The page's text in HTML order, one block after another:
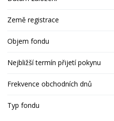
Země registrace
Objem fondu
Nejbližší termín přijetí pokynu
Frekvence obchodních dnů
Typ fondu